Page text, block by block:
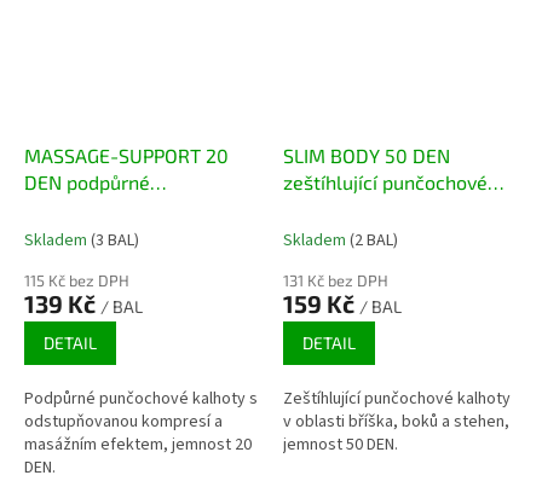
MASSAGE-SUPPORT 20
DEN podpůrné
masážním efektem
Skladem (3 BAL)
115 Kč bez DPH
139 Kč / BAL
DETAIL
Podpůrné punčochové kalhoty s
odstupňovanou kompresí a
masážním efektem, jemnost 20
DEN.
SLIM BODY 50 DEN
zeštíhlující punčochové
Skladem (2 BAL)
131 Kč bez DPH
159 Kč / BAL
DETAIL
Zeštíhlující punčochové kalhoty
v oblasti bříška, boků a stehen,
jemnost 50 DEN.